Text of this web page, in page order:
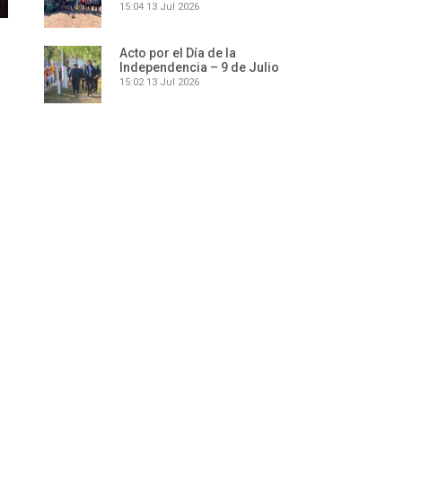
15:04 13 Jul 2026
Acto por el Día de la
Independencia – 9 de Julio
15:02 13 Jul 2026